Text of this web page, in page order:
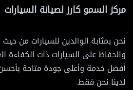
مركز السمو كارز لصيانة السيارات
نحن بمثابة الوالدين للسيارات من حيث
والحفاظ على السيارات ذات الكفاءة
أفضل خدمة وأعلى جودة متاحة
لدينا نحن فقط.